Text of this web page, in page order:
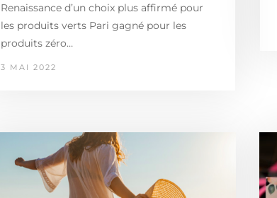
Renaissance d’un choix plus affirmé pour
les produits verts Pari gagné pour les
produits zéro…
3 MAI 2022